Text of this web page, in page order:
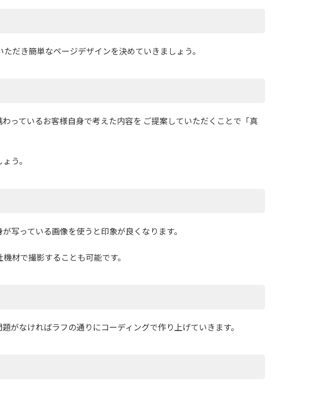
だき簡単なページデザインを決めていきましょう。
っているお客様自身で考えた内容を ご提案していただくことで「真
う。
写っている画像を使うと印象が良くなります。
材で撮影することも可能です。
がなければラフの通りにコーディングで作り上げていきます。